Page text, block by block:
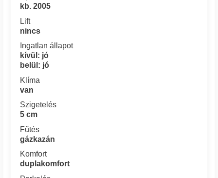
kb. 2005
Lift
nincs
Ingatlan állapot
kívül: jó
belül: jó
Klíma
van
Szigetelés
5 cm
Fűtés
gázkazán
Komfort
duplakomfort